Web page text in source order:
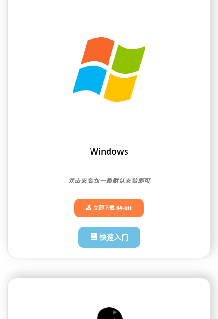
Windows
双击安装包一路默认安装即可
立即下载 64-bit
快速入门